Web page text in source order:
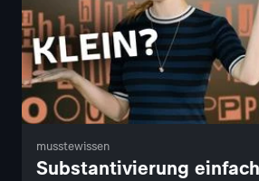
musstewissen
Substantivierung